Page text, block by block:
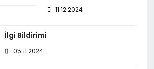
11.12.2024
İlgi Bildirimi
05.11.2024